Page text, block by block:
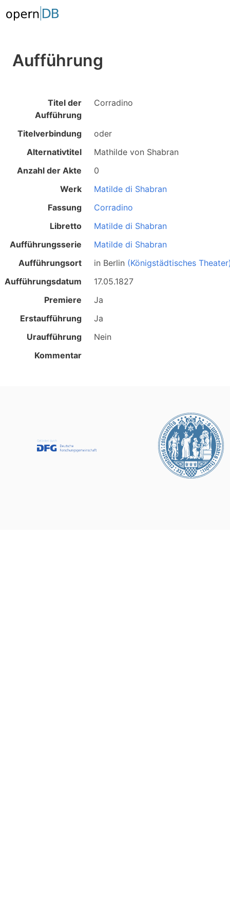
Aufführung
Titel der
Aufführung
Corradino
Titelverbindung
oder
Alternativtitel
Mathilde von Shabran
Anzahl der Akte
0
Werk
Matilde di Shabran
Fassung
Corradino
Libretto
Matilde di Shabran
Aufführungsserie
Matilde di Shabran
Aufführungsort
in Berlin (Königstädtisches
Aufführungsdatum
17.05.1827
Premiere
Ja
Erstaufführung
Ja
Uraufführung
Nein
Kommentar